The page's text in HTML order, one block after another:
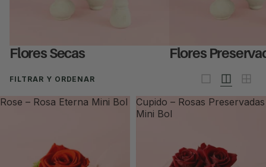
Flores Secas Flores
FILTRAR Y ORDENAR
Rose – Rosa Eterna Mini Bol
Cupido – Rosas Preservadas
Mini Bol